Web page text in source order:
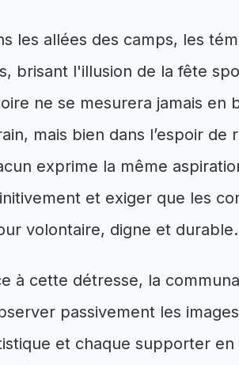
les allées des camps, les
brisant l'illusion de la fête
ne se mesurera jamais en
mais bien dans l’espoir
exprime la même
et exiger que les
volontaire, digne et durable.
à cette détresse, la
passivement les
et chaque supporter